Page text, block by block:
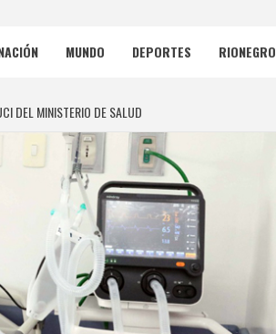
MUNDO DEPORTES RIONEGRO
DEL MINISTERIO DE SALUD